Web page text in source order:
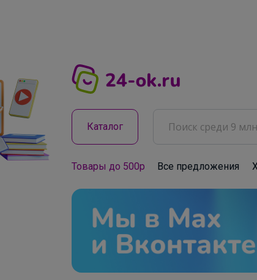
Каталог
Товары до 500р Все предложения